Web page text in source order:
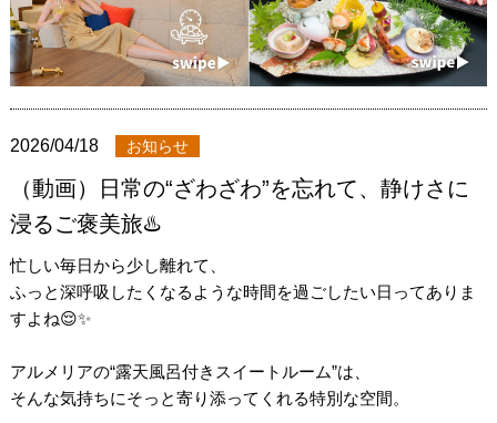
2026/04/18 お知らせ
（動画）日常の“ざわざわ”を忘れて、静けさに
浸るご褒美旅♨️
忙しい毎日から少し離れて、
ふっと深呼吸したくなるような時間を過ごしたい日ってありま
すよね😌✨
アルメリアの“露天風呂付きスイートルーム”は、
そんな気持ちにそっと寄り添ってくれる特別な空間。